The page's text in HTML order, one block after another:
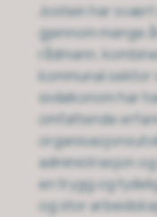
Jostein har
gjennom mange
rådmann,
kommunal
siviløkonom har
omfattende
administrasjon
en trygg og
og stor